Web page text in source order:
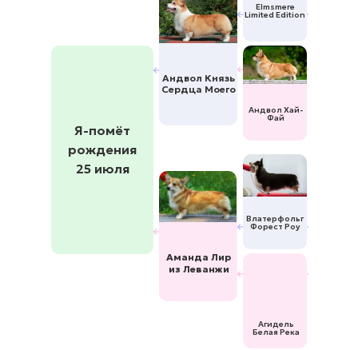
Андвол Князь
Сердца Моего
Аманда Лир
из Леванжи
Агидель
Белая Река
Влатерфольг
Форест Роу
Андвол Хай-
Фай
Elmsmere
Limited Edition
Я-помёт
рождения
25 июля